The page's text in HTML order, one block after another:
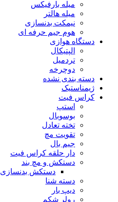
میله بارفیکس
میله هالتر
نیمکت بدنسازی
هوم جیم حرفه ای
دستگاه هوازی
الپتیکال
تردمیل
دوچرخه
دسته بندی نشده
ژیمناستیک
کراس فیت
استپ
بوسوبال
تخته تعادل
تقویت مچ
جیم بال
دار حلقه کراس فیت
دستکش و مچ بند
دستکش بدنسازی
دسته شنا
دیپ بار
رولر شکم